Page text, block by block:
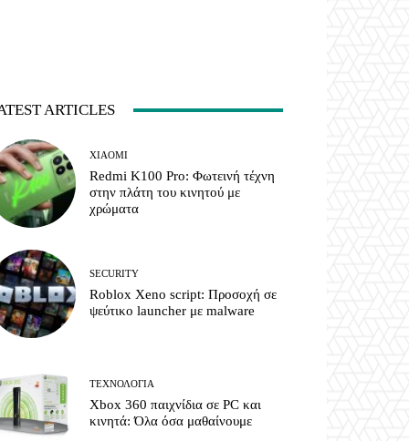
ARTICLES
XIAOMI
Redmi K100 Pro: Φωτεινή τέχνη
στην πλάτη του κινητού με
χρώματα
SECURITY
Roblox Xeno script: Προσοχή σε
ψεύτικο launcher με malware
ΤΕΧΝΟΛΟΓΊΑ
Xbox 360 παιχνίδια σε PC και
κινητά: Όλα όσα μαθαίνουμε